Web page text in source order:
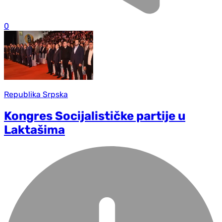
0
Republika Srpska
Kongres Socijalističke partije u
Laktašima